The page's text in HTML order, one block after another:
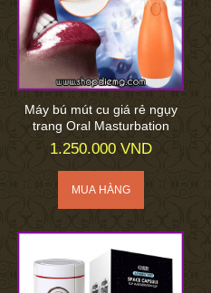
Máy bú mút cu giá rẻ ngụy
trang Oral Masturbation
1.250.000 VND